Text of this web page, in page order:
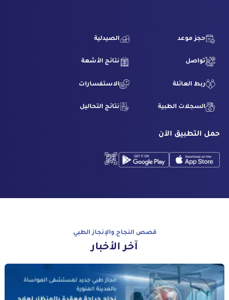
حجز موعد الصيدلية
تواصل نتائج الأشعة
ربط العائلة الاستفسارات
السجلات الطبية نتائج التحاليل
حمل التطبيق الآن
قصص النجاح والإنجاز الطبي
آخر الأخبار